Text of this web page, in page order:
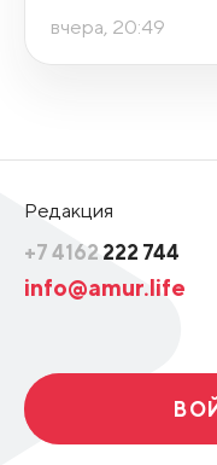
вчера, 20:49
Редакция
+7 4162 222 744
info@amur.life